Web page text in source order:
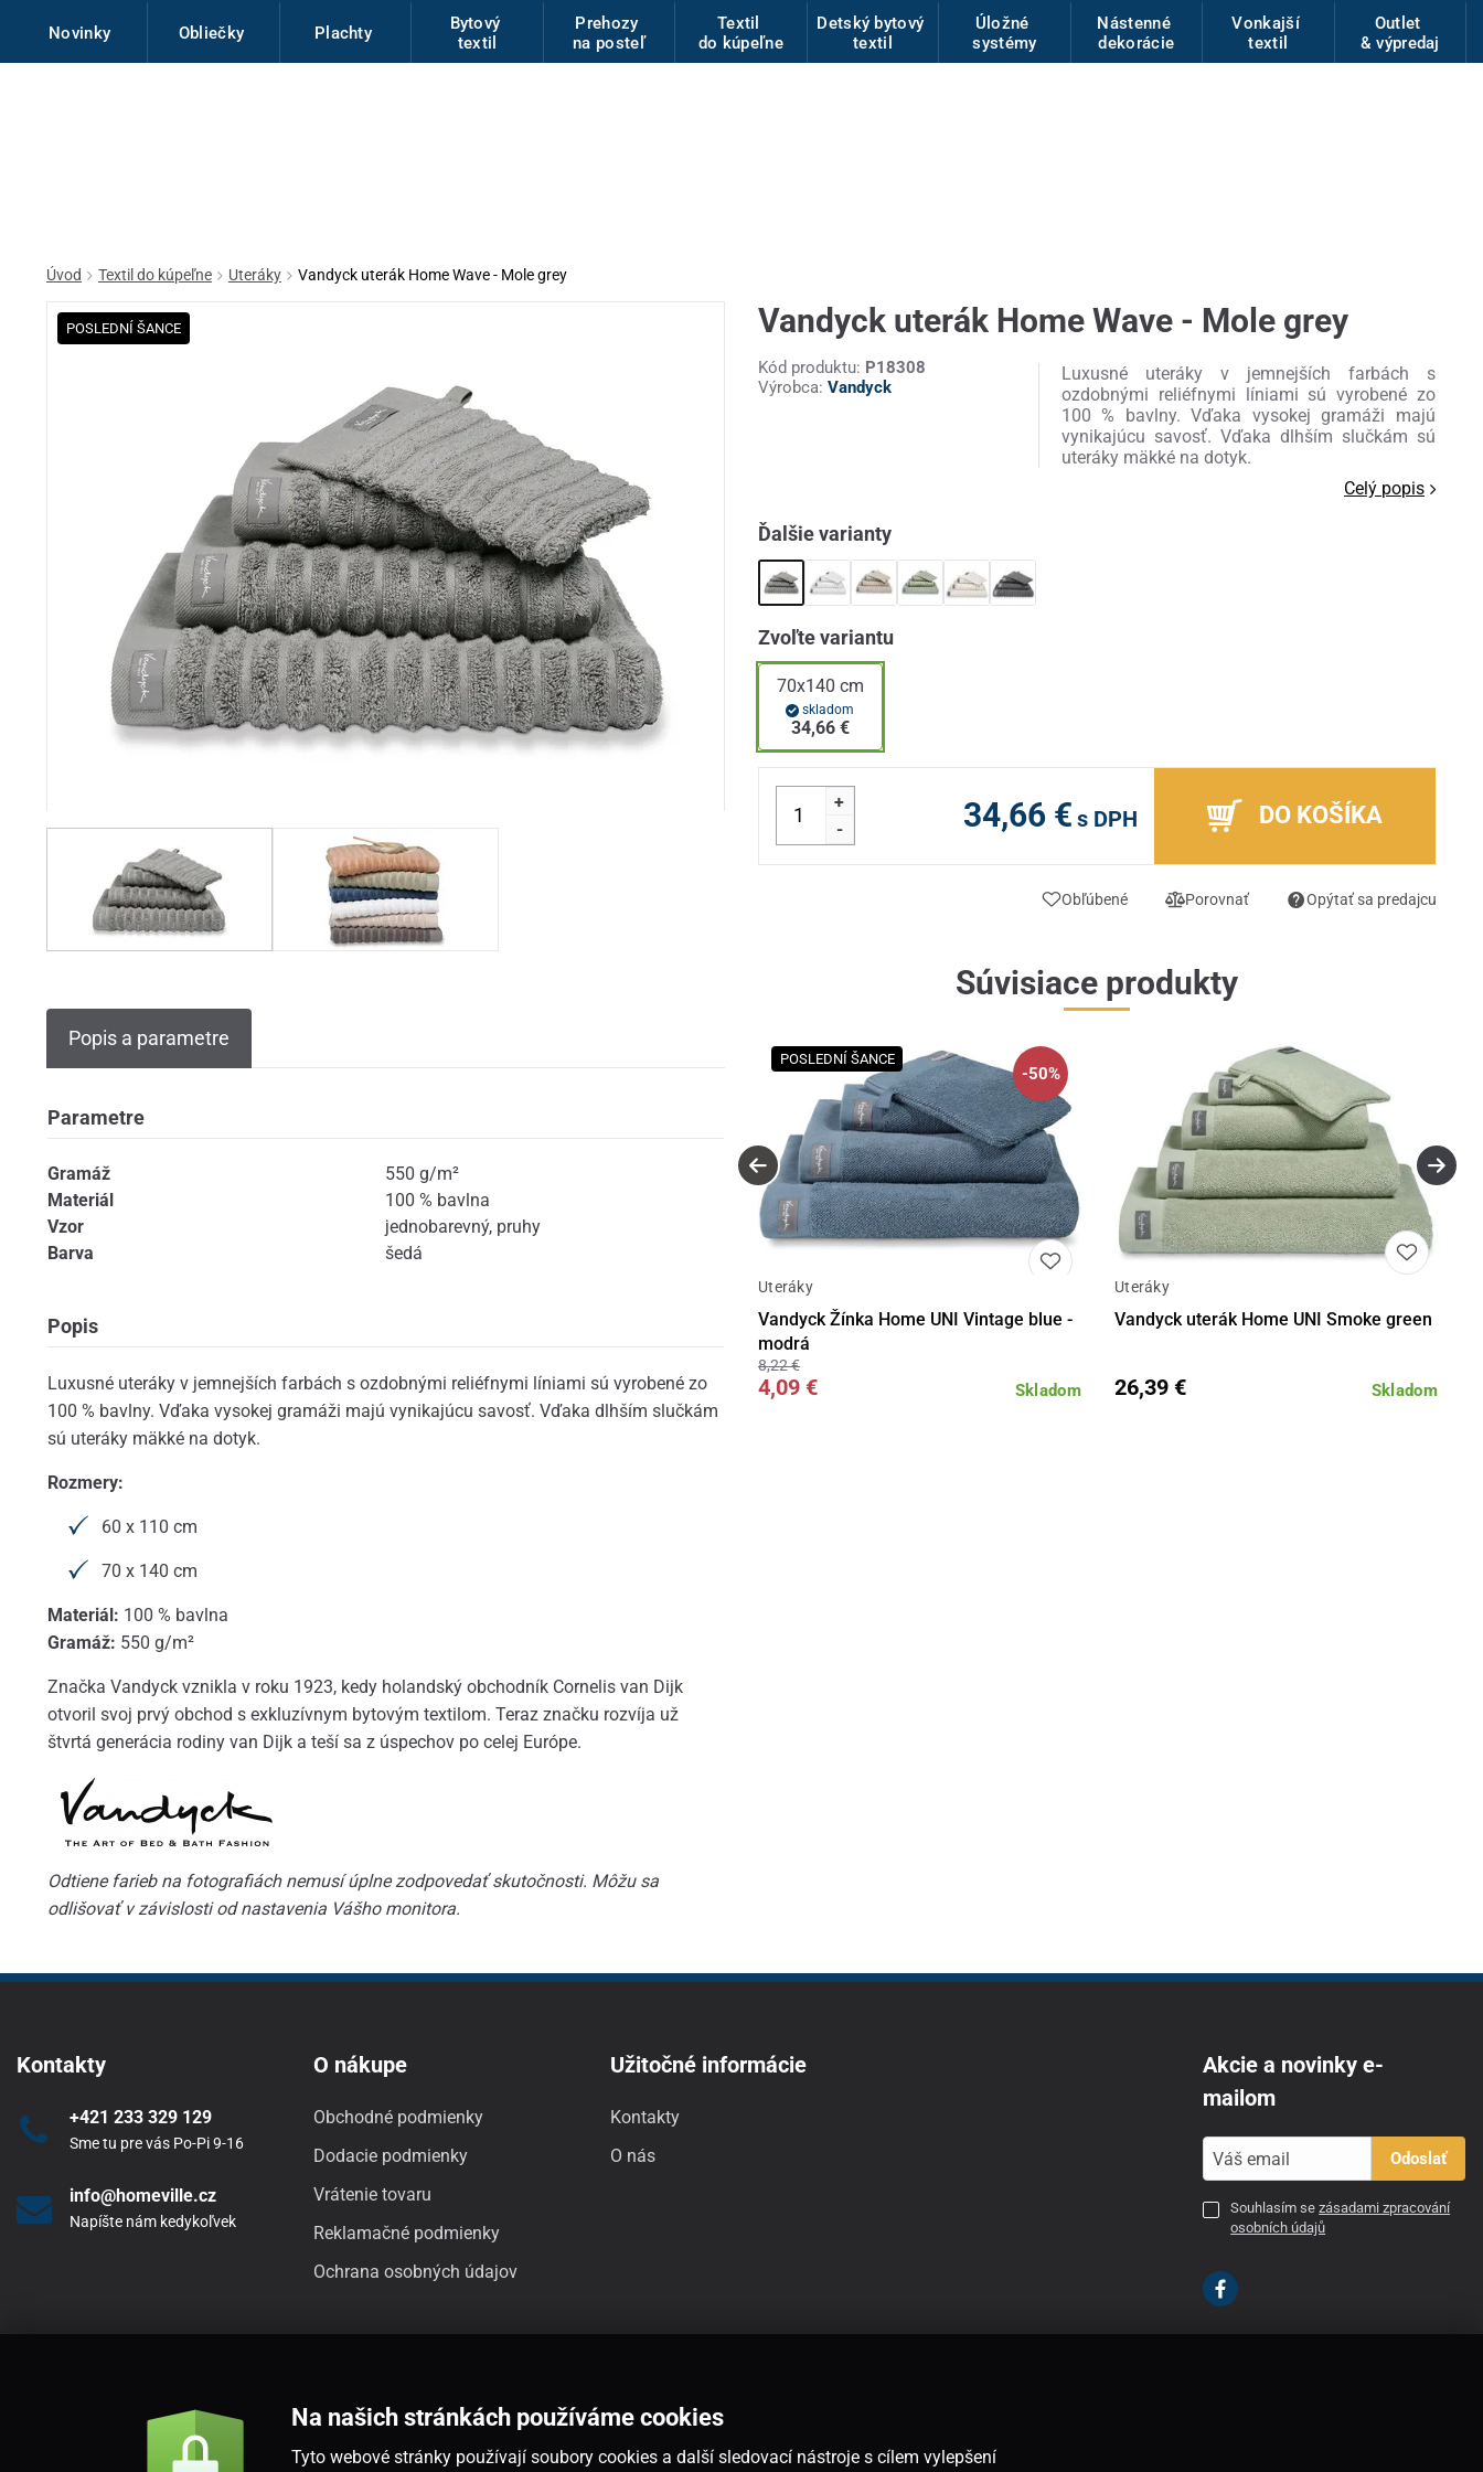
Novinky Obliečky Plachty
Bytový
textil
Prehozy
na posteľ
Textil
do kúpeľne
Detský bytový
textil
Úložné
systémy
Nástenné
dekorácie
Vonkajší
textil
Outlet
& výpredaj
Úvod Textil do kúpeľne Uteráky Vandyck uterák Home Wave - Mole grey
POSLEDNÍ ŠANCE
Popis a parametre
Parametre
Gramáž
550 g/m²
Materiál
100 % bavlna
Vzor
jednobarevný, pruhy
Barva
šedá
Popis
Luxusné uteráky v jemnejších farbách s ozdobnými reliéfnymi líniami sú vyrobené zo
100 % bavlny. Vďaka vysokej gramáži majú vynikajúcu savosť. Vďaka dlhším slučkám
sú uteráky mäkké na dotyk.
Rozmery:
60 x 110 cm
70 x 140 cm
Materiál: 100 % bavlna
Gramáž: 550 g/m²
Značka Vandyck vznikla v roku 1923, kedy holandský obchodník Cornelis van Dijk
otvoril svoj prvý obchod s exkluzívnym bytovým textilom. Teraz značku rozvíja už
štvrtá generácia rodiny van Dijk a teší sa z úspechov po celej Európe.
Odtiene farieb na fotografiách nemusí úplne zodpovedať skutočnosti. Môžu sa
odlišovať v závislosti od nastavenia Vášho monitora.
Vandyck uterák Home Wave - Mole grey
Kód produktu: P18308
Výrobca: Vandyck
Luxusné uteráky v jemnejších farbách s
ozdobnými reliéfnymi líniami sú vyrobené zo
100 % bavlny. Vďaka vysokej gramáži majú
vynikajúcu savosť. Vďaka dlhším slučkám sú
uteráky mäkké na dotyk.
Celý popis
Ďalšie varianty
Zvoľte variantu
70x140 cm
skladom
34,66 €
+
-
34,66 € s DPH DO KOŠÍKA
Obľúbené Porovnať Opýtať sa predajcu
Súvisiace produkty
POSLEDNÍ ŠANCE
-50%
Uteráky
Vandyck Žínka Home UNI Vintage blue -
modrá
Skladom
8,22 €
4,09 €
Uteráky
Vandyck uterák Home UNI Smoke green
Skladom
26,39 €
Kontakty
+421 233 329 129
Sme tu pre vás Po-Pi 9-16
info@homeville.cz
Napíšte nám kedykoľvek
O nákupe
Obchodné podmienky
Dodacie podmienky
Vrátenie tovaru
Reklamačné podmienky
Ochrana osobných údajov
Užitočné informácie
Kontakty
O nás
Akcie a novinky e-
mailom
Odoslať
Souhlasím sezásadami zpracování
osobních údajů
Na našich stránkách používáme cookies
Tyto webové stránky používají soubory cookies a další sledovací nástroje s cílem vylepšení